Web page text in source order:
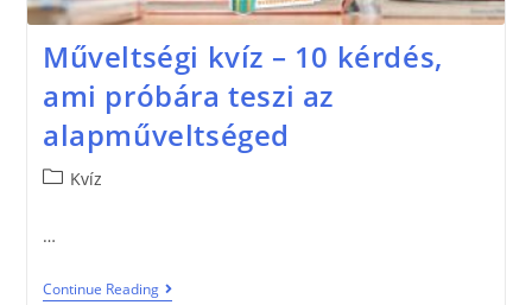
Műveltségi kvíz – 10 kérdés,
ami próbára teszi az
alapműveltséged
Kvíz
…
Continue Reading